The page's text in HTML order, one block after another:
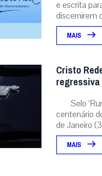
de notícias católicas do
Brasil
Análise